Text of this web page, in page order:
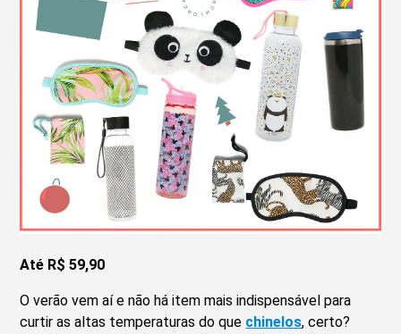
Até R$ 59,90
O verão vem aí e não há item mais indispensável para
curtir as altas temperaturas do que chinelos, certo?